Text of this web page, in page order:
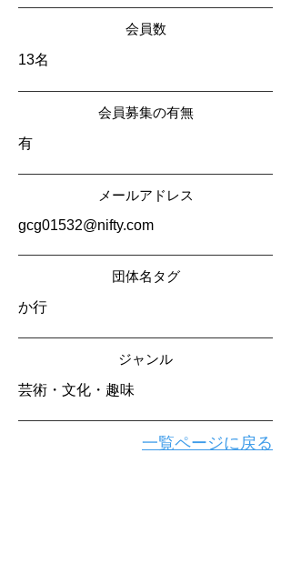
会員数
13名
会員募集の有無
有
メールアドレス
gcg01532@nifty.com
​団体名タグ
か行
​ジャンル
芸術・文化・趣味
一覧ページに戻る